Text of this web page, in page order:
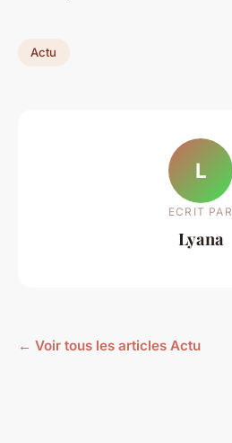
Actu
L
ECRIT PAR
Lyana
← Voir tous les articles Actu